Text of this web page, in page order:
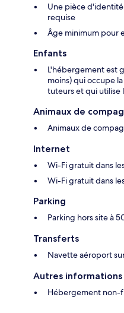
Une pièce
requise
Âge minimum pour
Enfants
L'hébergement est
moins) qui occupe
tuteurs et qui utilise
Animaux de
Animaux de
Internet
Wi-Fi gratuit dans
Wi-Fi gratuit dans
Parking
Parking hors site à
Transferts
Navette aéroport
Autres informations
Hébergement non-